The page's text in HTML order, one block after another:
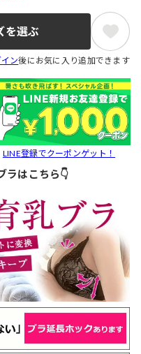
を選ぶ
ン後にお気に入り追加できます
LINE登録でクーポンゲット！
ラはこちら👇